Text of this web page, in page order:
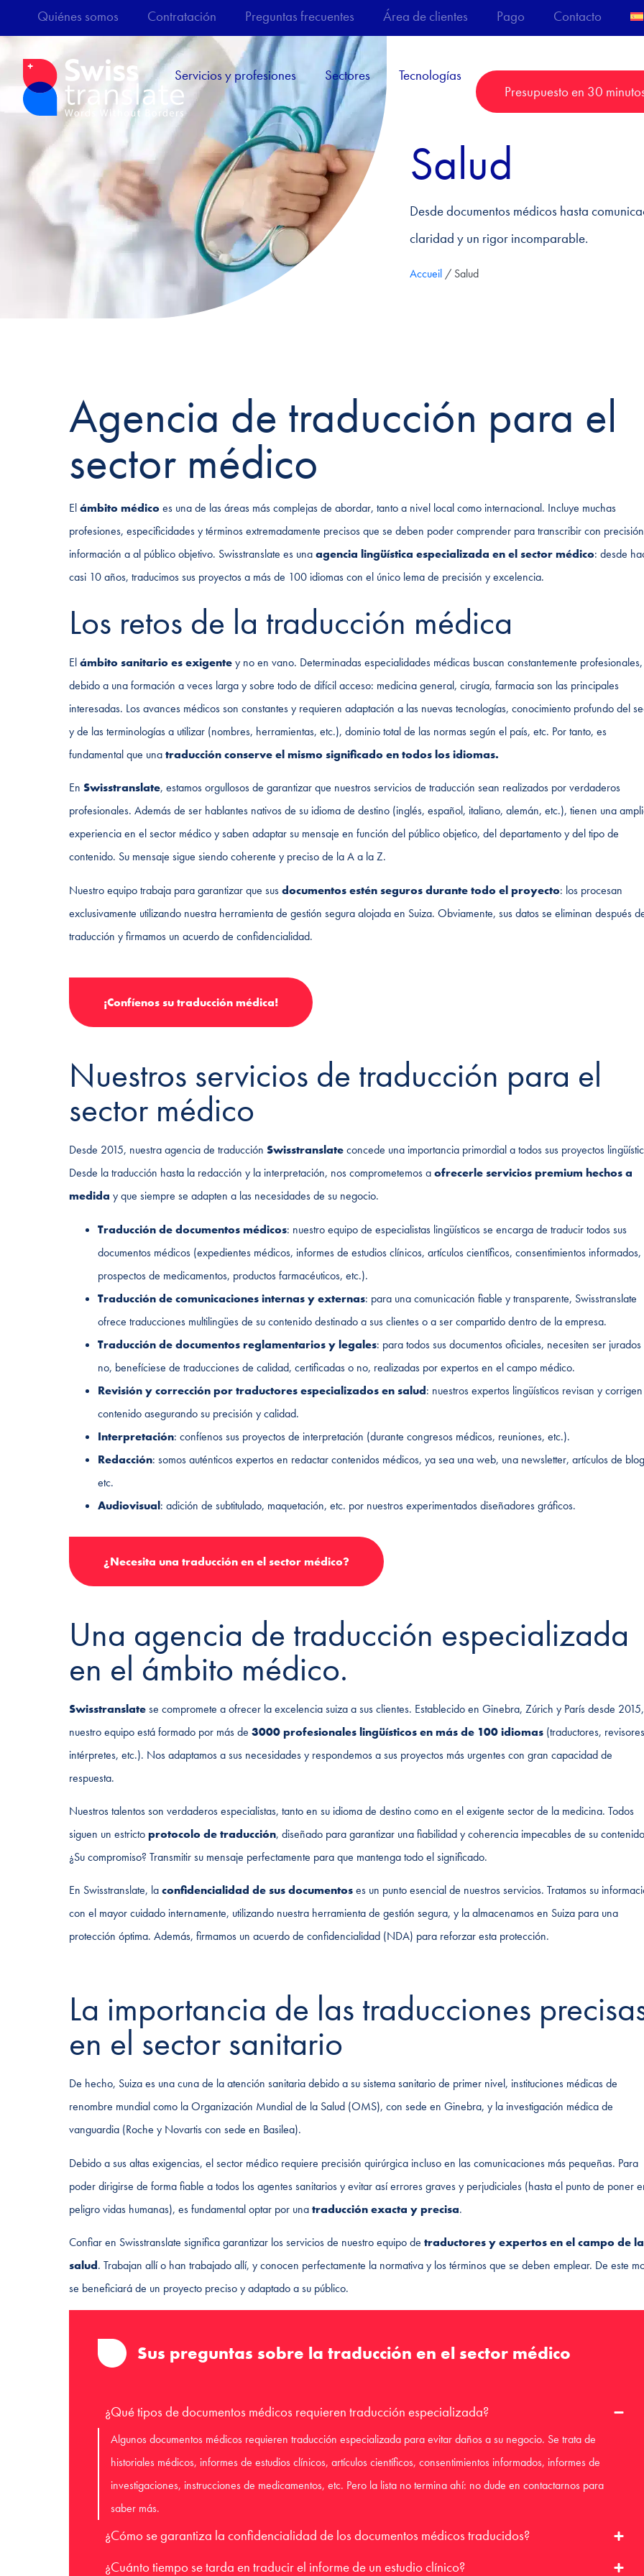
Quiénes somos Contratación Preguntas frecuentes Área de clientes Pago Contacto
Servicios y profesiones Sectores
Tecnologías
Presupuesto en 30
Salud
Desde documentos médicos hasta
claridad y un rigor incomparable.
Accueil/ Salud
Agencia de traducción para el
sector médico
Elámbito médicoes una de las áreas más complejas de abordar, tanto a nivel local como internacional. Incluye muchas
profesiones, especificidades y términos extremadamente precisos que se deben poder comprender para transcribir con
información a al público objetivo. Swisstranslate es unaagencia lingüística especializada en el sector médico: desde
casi 10 años, traducimos sus proyectos a más de 100 idiomas con el único lema de precisión y excelencia.
Los retos de la traducción médica
Elámbito sanitario es exigentey no en vano. Determinadas especialidades médicas buscan constantemente profesionales,
debido a una formación a veces larga y sobre todo de difícil acceso: medicina general, cirugía, farmacia son las principales
interesadas. Los avances médicos son constantes y requieren adaptación a las nuevas tecnologías, conocimiento profundo del
y de las terminologías a utilizar (nombres, herramientas, etc.), dominio total de las normas según el país, etc. Por tanto, es
fundamental que unatraducción conserve el mismo significado en todos los idiomas.
En Swisstranslate, estamos orgullosos de garantizar que nuestros servicios de traducción sean realizados por verdaderos
profesionales. Además de ser hablantes nativos de su idioma de destino (inglés, español, italiano, alemán, etc.), tienen una
experiencia en el sector médico y saben adaptar su mensaje en función del público objetico, del departamento y del tipo de
contenido. Su mensaje sigue siendo coherente y preciso de la A a la Z.
Nuestro equipo trabaja para garantizar que susdocumentos estén seguros durante todo el proyecto: los procesan
exclusivamente utilizando nuestra herramienta de gestión segura alojada en Suiza. Obviamente, sus datos se eliminan después
traducción y firmamos un acuerdo de confidencialidad.
¡Confíenos su traducción médica!
Nuestros servicios de traducción para el
sector médico
Desde 2015, nuestra agencia de traducción Swisstranslateconcede una importancia primordial a todos sus proyectos
Desde la traducción hasta la redacción y la interpretación, nos comprometemos aofrecerle servicios premium hechos a
medida y que siempre se adapten a las necesidades de su negocio.
Traducción de documentos médicos: nuestro equipo de especialistas lingüísticos se encarga de traducir todos sus
documentos médicos (expedientes médicos, informes de estudios clínicos, artículos científicos, consentimientos informados,
prospectos de medicamentos, productos farmacéuticos, etc.).
Traducción de comunicaciones internas y externas: para una comunicación fiable y transparente, Swisstranslate
ofrece traducciones multilingües de su contenido destinado a sus clientes o a ser compartido dentro de la empresa.
Traducción de documentos reglamentarios y legales: para todos sus documentos oficiales, necesiten ser
no, benefíciese de traducciones de calidad, certificadas o no, realizadas por expertos en el campo médico.
Revisión y corrección por traductores especializados en salud: nuestros expertos lingüísticos revisan y
contenido asegurando su precisión y calidad.
Interpretación: confíenos sus proyectos de interpretación (durante congresos médicos, reuniones, etc.).
Redacción: somos auténticos expertos en redactar contenidos médicos, ya sea una web, una newsletter, artículos de
etc.
Audiovisual: adición de subtitulado, maquetación, etc. por nuestros experimentados diseñadores gráficos.
¿Necesita una traducción en el sector médico?
Una agencia de traducción especializada
en el ámbito médico.
Swisstranslatese compromete a ofrecer la excelencia suiza a sus clientes. Establecido en Ginebra, Zúrich y París desde 2015,
nuestro equipo está formado por más de 3000 profesionales lingüísticos en más de 100 idiomas (traductores,
intérpretes, etc.). Nos adaptamos a sus necesidades y respondemos a sus proyectos más urgentes con gran capacidad de
respuesta.
Nuestros talentos son verdaderos especialistas, tanto en su idioma de destino como en el exigente sector de la medicina. Todos
siguen un estrictoprotocolo de traducción, diseñado para garantizar una fiabilidad y coherencia impecables de su
¿Su compromiso? Transmitir su mensaje perfectamente para que mantenga todo el significado.
En Swisstranslate, laconfidencialidad de sus documentoses un punto esencial de nuestros servicios. Tratamos su
con el mayor cuidado internamente, utilizando nuestra herramienta de gestión segura, y la almacenamos en Suiza para una
protección óptima. Además, firmamos un acuerdo de confidencialidad (NDA) para reforzar esta protección.
La importancia de las traducciones
en el sector sanitario
De hecho, Suiza es una cuna de la atención sanitaria debido a su sistema sanitario de primer nivel, instituciones médicas de
renombre mundial como la Organización Mundial de la Salud (OMS), con sede en Ginebra, y la investigación médica de
vanguardia (Roche y Novartis con sede en Basilea).
Debido a sus altas exigencias, el sector médico requiere precisión quirúrgica incluso en las comunicaciones más pequeñas. Para
poder dirigirse de forma fiable a todos los agentes sanitarios y evitar así errores graves y perjudiciales (hasta el punto de poner
peligro vidas humanas), es fundamental optar por unatraducción exacta y precisa.
Confiar en Swisstranslate significa garantizar los servicios de nuestro equipo de traductores y expertos en el campo de la
salud. Trabajan allí o han trabajado allí, y conocen perfectamente la normativa y los términos que se deben emplear. De este
se beneficiará de un proyecto preciso y adaptado a su público.
Sus preguntas sobre la traducción en el sector médico
¿Qué tipos de documentos médicos requieren traducción especializada?
Algunos documentos médicos requieren traducción especializada para evitar daños a su negocio. Se trata de
historiales médicos, informes de estudios clínicos, artículos científicos, consentimientos informados, informes de
investigaciones, instrucciones de medicamentos, etc. Pero la lista no termina ahí: no dude en contactarnos para
saber más.
¿Cómo se garantiza la confidencialidad de los documentos médicos traducidos?
¿Cuánto tiempo se tarda en traducir el informe de un estudio clínico?